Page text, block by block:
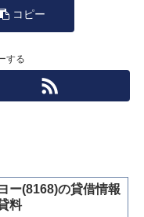
コピー
する
ー(8168)の貸借情報
料